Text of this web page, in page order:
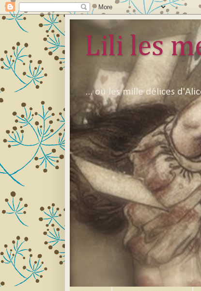
Lili les
... ou les mille délices